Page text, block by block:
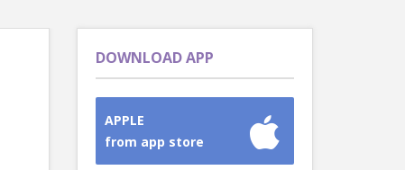
DOWNLOAD APP
APPLE
from app store